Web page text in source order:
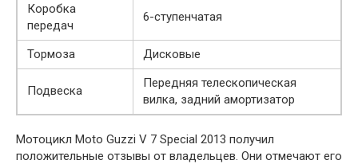
Коробка
передач
6-ступенчатая
Тормоза Дисковые
Подвеска
Передняя телескопическая
вилка, задний амортизатор
Мотоцикл Moto Guzzi V 7 Special 2013 получил
положительные отзывы от владельцев. Они отмечают его